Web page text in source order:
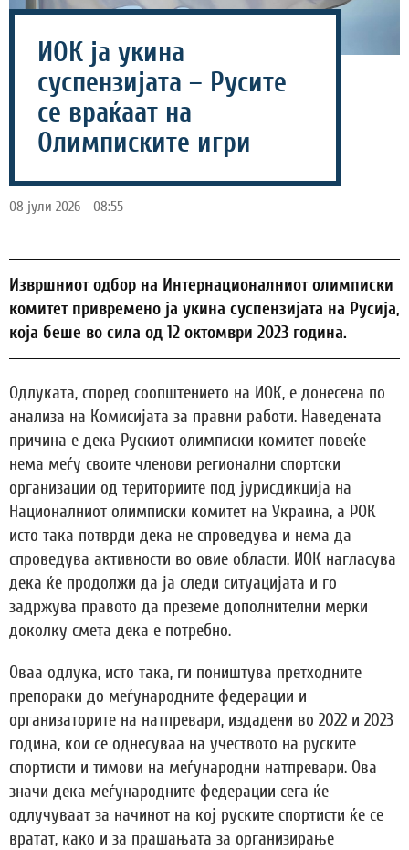
ИОК ја укина
суспензијата – Русите
се враќаат на
Олимписките игри
08 јули 2026 - 08:55
Извршниот одбор на Интернационалниот олимписки
комитет привремено ја укина суспензијата на Русија,
која беше во сила од 12 октомври 2023 година.
Одлуката, според соопштението на ИОК, е донесена по
анализа на Комисијата за правни работи. Наведената
причина е дека Рускиот олимписки комитет повеќе
нема меѓу своите членови регионални спортски
организации од териториите под јурисдикција на
Националниот олимписки комитет на Украина, а РОК
исто така потврди дека не спроведува и нема да
спроведува активности во овие области. ИОК нагласува
дека ќе продолжи да ја следи ситуацијата и го
задржува правото да преземе дополнителни мерки
доколку смета дека е потребно.
Оваа одлука, исто така, ги поништува претходните
препораки до меѓународните федерации и
организаторите на натпревари, издадени во 2022 и 2023
година, кои се однесуваа на учеството на руските
спортисти и тимови на меѓународни натпревари. Ова
значи дека меѓународните федерации сега ќе
одлучуваат за начинот на кој руските спортисти ќе се
вратат, како и за прашањата за организирање